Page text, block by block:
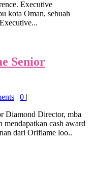
Executive
kota Oman, sebuah
Senior
| 0 |
Diamond Director, mba
cash award
dari Oriflame loo..